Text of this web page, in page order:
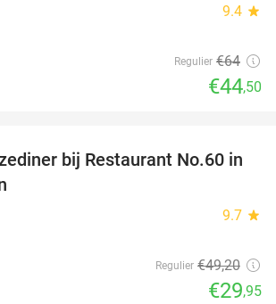
9.4 star
Regulier €64
€44,50
39%
bij Restaurant No.60 in
9.7 star
Regulier €49,20
€29,95